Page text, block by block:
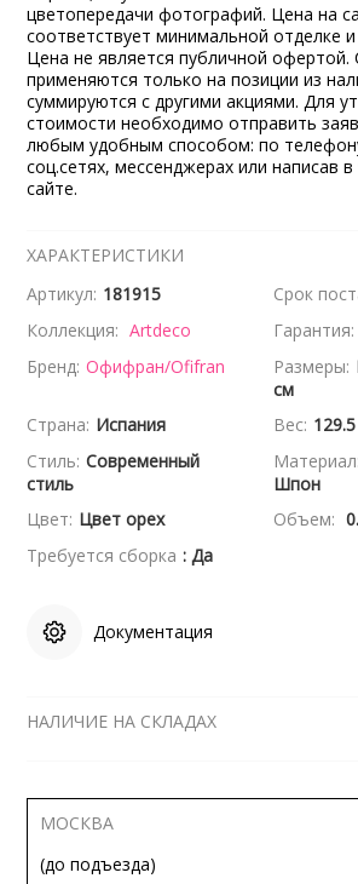
цветопередачи фотографий. Цена на
соответствует минимальной отделке
Цена не является публичной офертой.
применяются только на позиции из
суммируются с другими акциями. Для
стоимости необходимо отправить
любым удобным способом: по
соц.сетях, мессенджерах или написав
сайте.
ХАРАКТЕРИСТИКИ
Артикул: 181915 Срок
Коллекция: Artdeco Гарантия:
Бренд: Офифран/Ofifran Размеры:
см
Страна: Испания Вес:
Стиль: Современный
стиль
Материал:
Шпон
Цвет: Цвет орех Объем:
Требуется сборка : Да
Документация
НАЛИЧИЕ НА СКЛАДАХ
МОСКВА
(до подъезда)